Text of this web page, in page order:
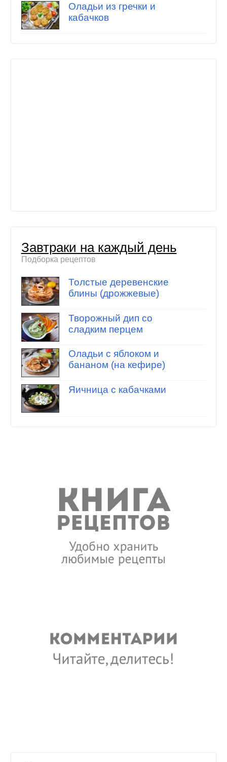
Оладьи из гречки и
кабачков
Завтраки на каждый день
Подборка рецептов
Толстые деревенские
блины (дрожжевые)
Творожный дип со
сладким перцем
Оладьи с яблоком и
бананом (на кефире)
Яичница с кабачками